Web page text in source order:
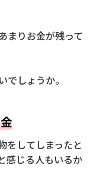
まりお金が残って
しょうか。
をしてしまったと
感じる人もいるか